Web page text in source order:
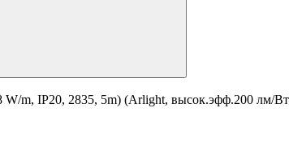
W/m, IP20, 2835, 5m) (Arlight, высок.эфф.200 лм/